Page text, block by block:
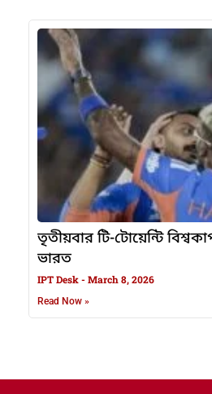
তৃতীয়বার টি-টোয়েন্টি
ভারত
IPT Desk March 8, 2026
Read Now »